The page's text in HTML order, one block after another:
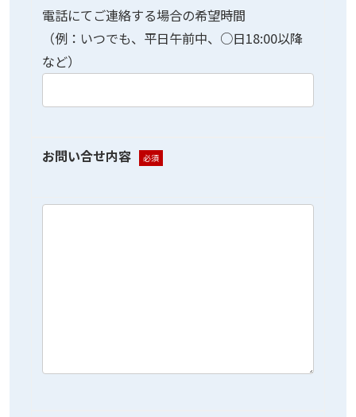
電話にてご連絡する場合の希望時間
（例：いつでも、平日午前中、○日18:00以降
など）
お問い合せ内容 必須